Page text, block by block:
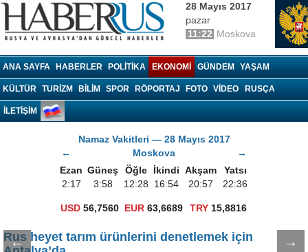
28 Mayıs 2017
pazar
11:22 Moskova
ANA SAYFA HABERLER POLITIKA EKONOMI GÜNDEM YAŞAM
KÜLTÜR TURIZM BILIM SPOR RÖPORTAJ FOTO VIDEO RUSÇA
İLETİŞİM
Namaz Vakitleri — 28 Mayıs 2017
←
Moskova
→
Ezan Güneş Öğle İkindi Akşam
Yatsı
2:17
3:58 12:28 16:54 20:57 22:36
USD 56,7560 EUR 63,6689 TRY15,8816
← →
Rus heyet tarım ürünlerini denetlemek için